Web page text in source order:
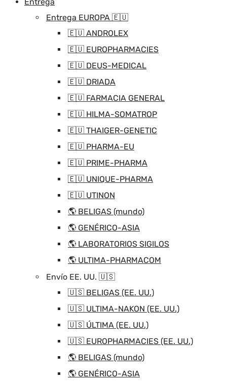
Entrega EUROPA 🇪🇺
🇪🇺 ANDROLEX
🇪🇺 EUROPHARMACIES
🇪🇺 DEUS-MEDICAL
🇪🇺 DRIADA
🇪🇺 FARMACIA GENERAL
🇪🇺 HILMA-SOMATROP
🇪🇺 THAIGER-GENETIC
🇪🇺 PHARMA-EU
🇪🇺 PRIME-PHARMA
🇪🇺 UNIQUE-PHARMA
🇪🇺 UTINON
🌎 BELIGAS (mundo)
🌎 GENÉRICO-ASIA
🌎 LABORATORIOS SIGILOS
🌎 ULTIMA-PHARMACOM
Envío EE. UU. 🇺🇸
🇺🇸 BELIGAS (EE. UU.)
🇺🇸 ULTIMA-NAKON (EE. UU.)
🇺🇸 ÚLTIMA (EE. UU.)
🇺🇸 EUROPHARMACIES (EE. UU.)
🌎 BELIGAS (mundo)
🌎 GENÉRICO-ASIA